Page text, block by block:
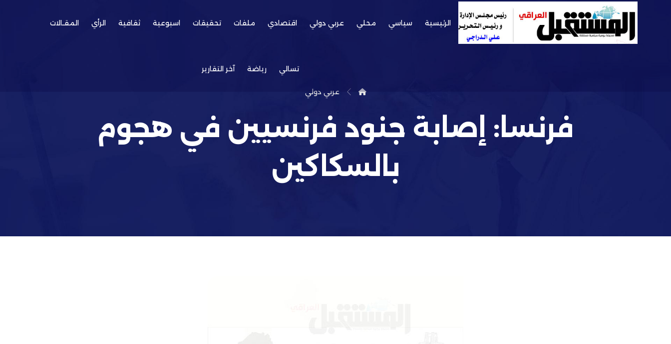
الرئيسية سياسي محلي عربي دولي اقتصادي ملفات تحقيقات اسبوعية ثقافية الرأي المقـالات
تسالي رياضة آخر التقارير
عربي دولي
فرنسا: إصابة جنود فرنسيين في هجوم
بالسكاكين